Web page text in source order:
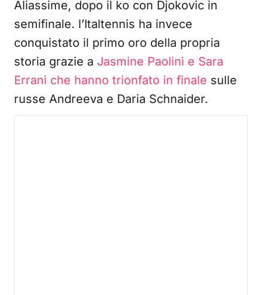
Aliassime, dopo il ko con Djokovic in
semifinale. l’Italtennis ha invece
conquistato il primo oro della propria
storia grazie a Jasmine Paolini e Sara
Errani che hanno trionfato in finale sulle
russe Andreeva e Daria Schnaider.